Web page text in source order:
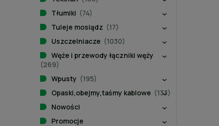
Tłumiki (74)
Tuleje mosiądz (17)
Uszczelniacze (1030)
Węże i przewody łączniki węży
(269)
Wpusty (195)
Opaski,obejmy,taśmy kablowe (133)
Nowości
Promocje